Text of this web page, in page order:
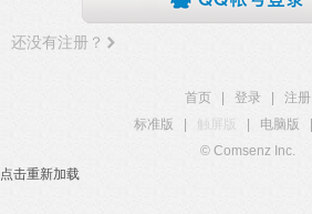
还没有注册？
首页 登录
注册
标准版
触屏版 电脑版
© Comsenz Inc.
点击重新加载